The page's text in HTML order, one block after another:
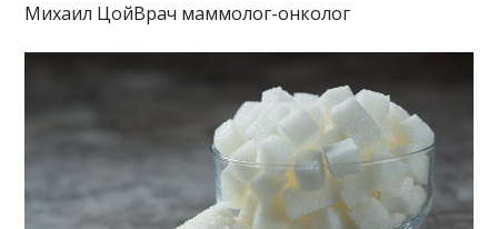
Михаил ЦойВрач маммолог-онколог